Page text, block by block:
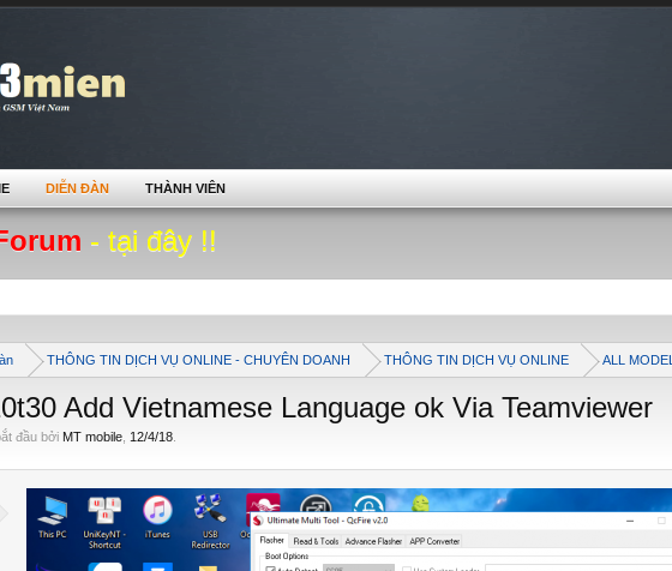
- tại đây !!
THÔNG TIN DỊCH VỤ ONLINE - CHUYÊN DOANH THÔNG TIN DỊCH VỤ ONLINE ALL MODEL
Add Vietnamese Language ok Via Teamviewer
đầu bởi MT mobile 12/4/18
DIỄN ĐÀN THÀNH VIÊN